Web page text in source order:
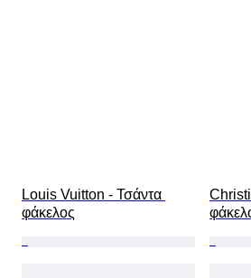
Louis Vuitton - Τσάντα
φάκελος